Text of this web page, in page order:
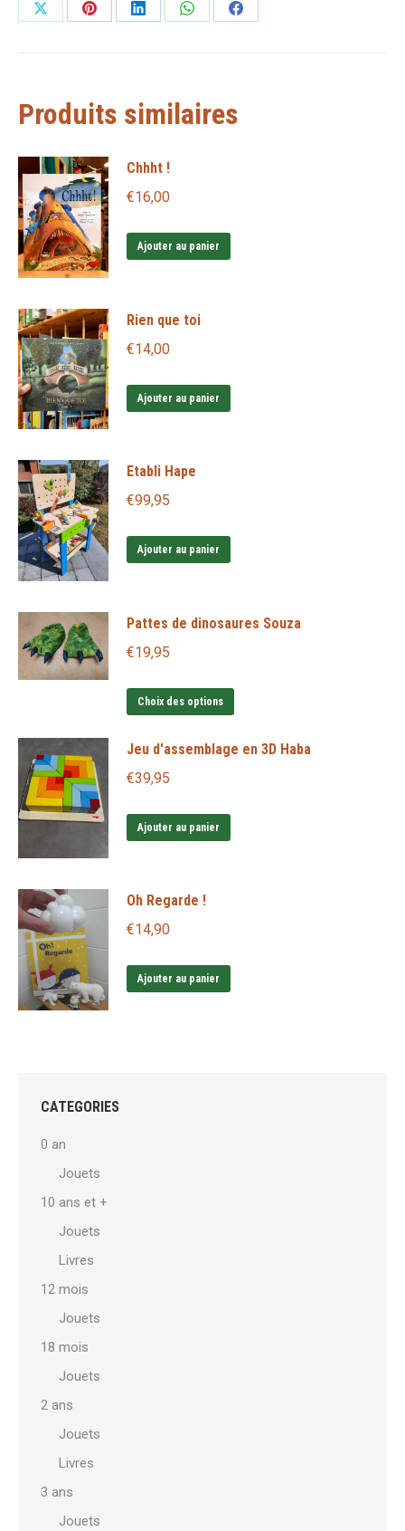
PartagerPartagerPartagerPartagerPartager
Produits similaires
Chhht !
€16,00
Ajouter au panier
Rien que toi
€14,00
Ajouter au panier
Etabli Hape
€99,95
Ajouter au panier
Pattes de dinosaures Souza
€19,95
Choix des options
a
Jeu d'assemblage en 3D Haba
€39,95
Ajouter au panier
Oh Regarde !
€14,90
Ajouter au panier
CATEGORIES
0 an
Jouets
10 ans et +
Jouets
Livres
12 mois
Jouets
18 mois
Jouets
2 ans
Jouets
Livres
3 ans
Jouets